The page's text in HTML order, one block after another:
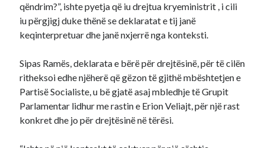
qëndrim?”, ishte pyetja që iu drejtua kryeministrit , i cili
iu përgjigj duke thënë se deklaratat e tij janë
keqinterpretuar dhe janë nxjerrë nga konteksti.
Sipas Ramës, deklarata e bërë për drejtësinë, për të cilën
ritheksoi edhe njëherë që gëzon të gjithë mbështetjen e
Partisë Socialiste, u bë gjatë asaj mbledhje të Grupit
Parlamentar lidhur me rastin e Erion Veliajt, për një rast
konkret dhe jo për drejtësinë në tërësi.